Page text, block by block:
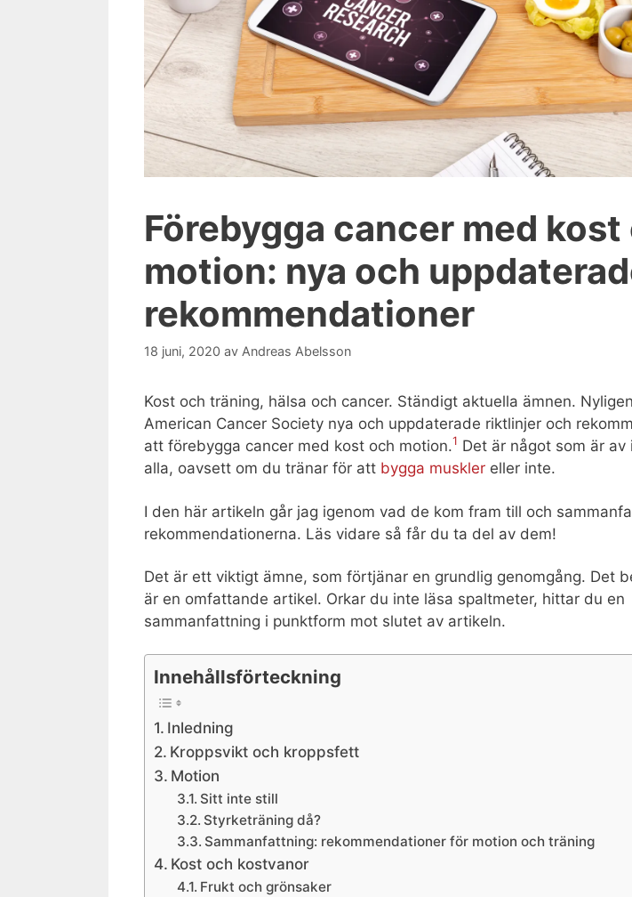
Förebygga cancer med kost
motion: nya och
rekommendationer
18 juni, 2020 av Andreas Abelsson
Kost och träning, hälsa och cancer. Ständigt aktuella ämnen.
American Cancer Society nya och uppdaterade riktlinjer och
att förebygga cancer med kost och motion.1 Det är något som är av
alla, oavsett om du tränar för att bygga muskler eller inte.
I den här artikeln går jag igenom vad de kom fram till och
rekommendationerna. Läs vidare så får du ta del av dem!
Det är ett viktigt ämne, som förtjänar en grundlig genomgång. Det
är en omfattande artikel. Orkar du inte läsa spaltmeter, hittar du en
sammanfattning i punktform mot slutet av artikeln.
Innehållsförteckning
Inledning
Kroppsvikt och kroppsfett
Motion
Sitt inte still
Styrketräning då?
Sammanfattning: rekommendationer för motion och träning
Kost och kostvanor
Frukt och grönsaker